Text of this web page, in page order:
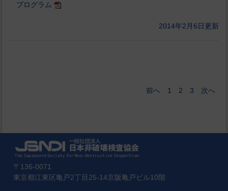
プログラム
2014年2月6日更新
前へ 1 2 3 次へ
〒136-0071
東京都江東区亀戸2丁目25-14京阪亀戸ビル10階